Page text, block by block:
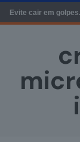
Evite cair em golpes.